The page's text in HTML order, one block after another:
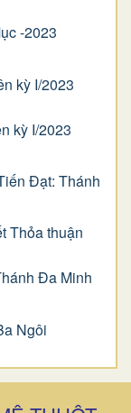
-2023
kỳ I/2023
kỳ I/2023
Đạt: Thánh
Thỏa thuận
Đa Minh
Ngôi